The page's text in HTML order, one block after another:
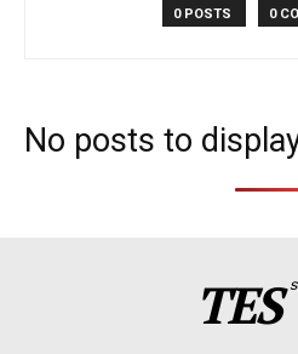
0 POSTS 0
No posts to
TES